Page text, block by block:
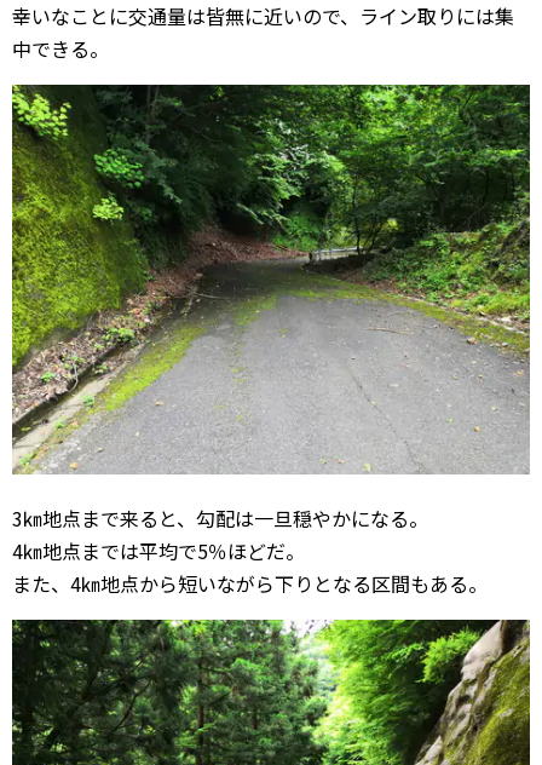
幸いなことに交通量は皆無に近いので、ライン取りには集
中できる。
3㎞地点まで来ると、勾配は一旦穏やかになる。
4㎞地点までは平均で5％ほどだ。
また、4㎞地点から短いながら下りとなる区間もある。